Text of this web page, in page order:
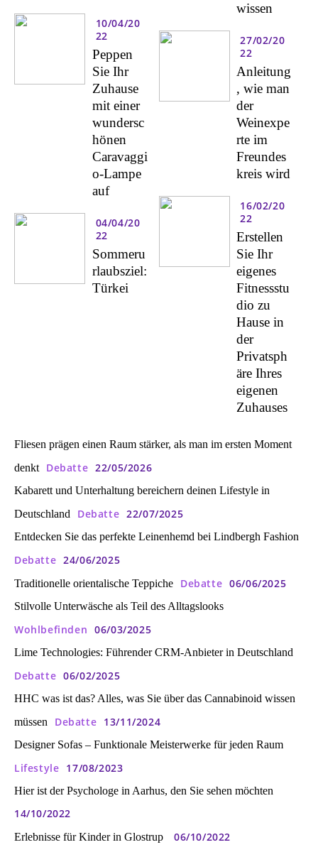
10/04/20
22
Peppen
Sie Ihr
Zuhause
mit einer
wundersc
hönen
Caravaggi
o-Lampe
auf
04/04/20
22
Sommeru
rlaubsziel:
Türkei
wissen
27/02/20
22
Anleitung
, wie man
der
Weinexpe
rte im
Freundes
kreis wird
16/02/20
22
Erstellen
Sie Ihr
eigenes
Fitnessstu
dio zu
Hause in
der
Privatsph
äre Ihres
eigenen
Zuhauses
Fliesen prägen einen Raum stärker, als man im ersten Moment
denkt
Debatte 22/05/2026
Kabarett und Unterhaltung bereichern deinen Lifestyle in
Deutschland
Debatte 22/07/2025
Entdecken Sie das perfekte Leinenhemd bei Lindbergh Fashion
Debatte 24/06/2025
Traditionelle orientalische Teppiche Debatte 06/06/2025
Stilvolle Unterwäsche als Teil des Alltagslooks
Wohlbefinden 06/03/2025
Lime Technologies: Führender CRM-Anbieter in Deutschland
Debatte 06/02/2025
HHC was ist das? Alles, was Sie über das Cannabinoid wissen
müssen
Debatte 13/11/2024
Designer Sofas – Funktionale Meisterwerke für jeden Raum
Lifestyle 17/08/2023
Hier ist der Psychologe in Aarhus, den Sie sehen möchten
14/10/2022
Erlebnisse für Kinder in Glostrup 06/10/2022